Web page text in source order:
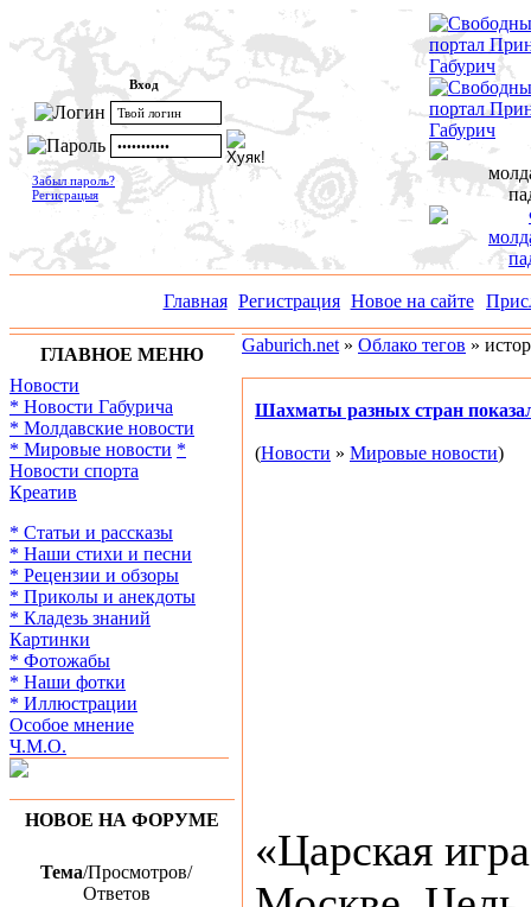
Вход
Забыл пароль?
Регисрацыя
Главная Регистрация Новое на сайте
ГЛАВНОЕ МЕНЮ
Новости
* Новости Габурича
* Молдавские новости
* Мировые новости *
Новости спорта
Креатив
* Статьи и рассказы
* Наши стихи и песни
* Рецензии и обзоры
* Приколы и анекдоты
* Кладезь знаний
Картинки
* Фотожабы
* Наши фотки
* Иллюстрации
Особое мнение
Ч.М.О.
НОВОЕ НА ФОРУМЕ
Тема/Просмотров/
Ответов
Gaburich.net » Облако тегов »
Шахматы разных стран
(Новости » Мировые новости)
«Царская